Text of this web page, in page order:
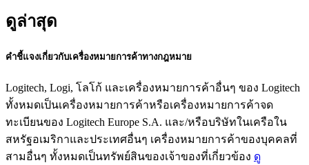
ดูล่าสุด
คำชี้แจงเกี่ยวกับเครื่องหมายการค้าทางกฎหมาย
Logitech, Logi, โลโก้ และเครื่องหมายการค้าอื่นๆ ของ Logitech
ทั้งหมดเป็นเครื่องหมายการค้าหรือเครื่องหมายการค้าจด
ทะเบียนของ Logitech Europe S.A. และ/หรือบริษัทในเครือใน
สหรัฐอเมริกาและประเทศอื่นๆ เครื่องหมายการค้าของบุคคลที่
สามอื่นๆ ทั้งหมดเป็นทรัพย์สินของเจ้าของที่เกี่ยวข้อง ดู